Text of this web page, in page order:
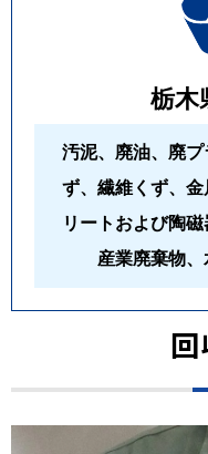
栃木
汚泥、廃油、廃プ
ず、繊維くず、
リートおよび陶
産業廃棄物